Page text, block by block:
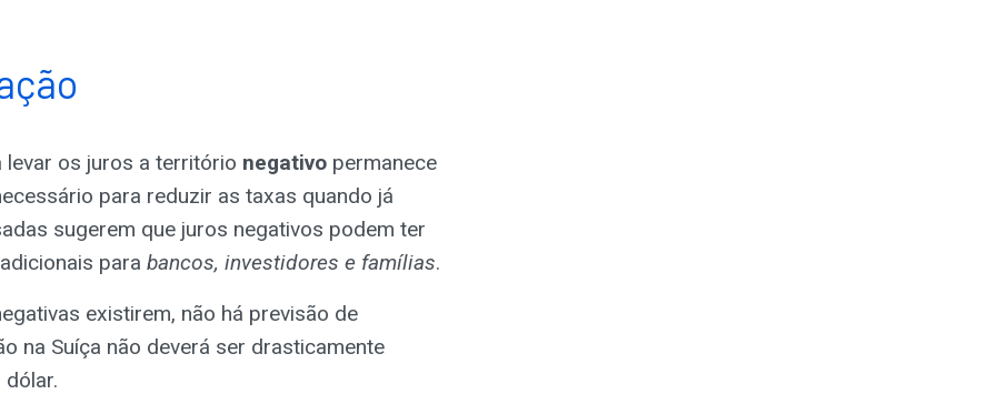
levar os juros a território negativo permanece
para reduzir as taxas quando já
sugerem que juros negativos podem ter
para bancos, investidores e famílias.
existirem, não há previsão de
na Suíça não deverá ser drasticamente